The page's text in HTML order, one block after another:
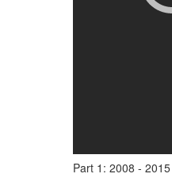
Part 1: 2008 -